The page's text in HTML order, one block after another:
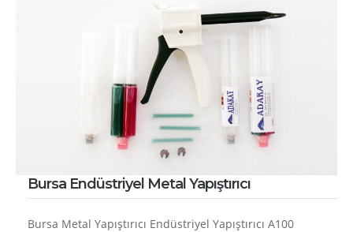
Bursa Endüstriyel Metal Yapıştırıcı
Bursa Metal Yapıştırıcı Endüstriyel Yapıştırıcı A100